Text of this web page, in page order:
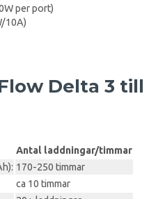
per port)
10A)
Delta 3 till
Antal laddningar/timmar
170-250 timmar
ca 10 timmar